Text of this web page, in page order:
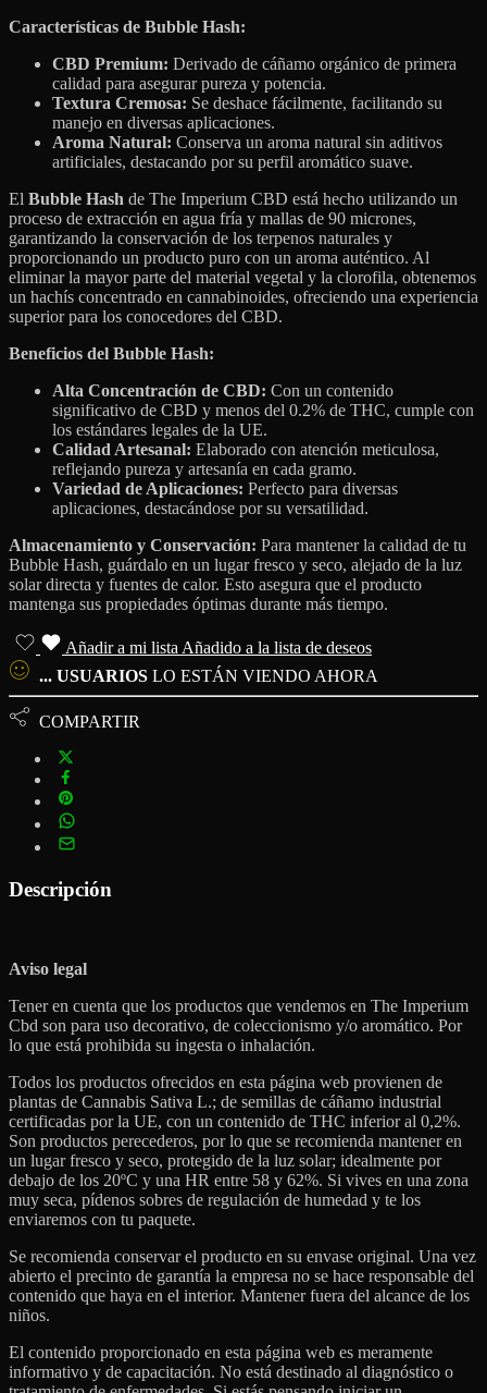
Características de Bubble Hash:
CBD Premium: Derivado de cáñamo orgánico de primera
calidad para asegurar pureza y potencia.
Textura Cremosa: Se deshace fácilmente, facilitando su
manejo en diversas aplicaciones.
Aroma Natural: Conserva un aroma natural sin aditivos
artificiales, destacando por su perfil aromático suave.
El Bubble Hash de The Imperium CBD está hecho utilizando un
proceso de extracción en agua fría y mallas de 90 micrones,
garantizando la conservación de los terpenos naturales y
proporcionando un producto puro con un aroma auténtico. Al
eliminar la mayor parte del material vegetal y la clorofila, obtenemos
un hachís concentrado en cannabinoides, ofreciendo una experiencia
superior para los conocedores del CBD.
Beneficios del Bubble Hash:
Alta Concentración de CBD: Con un contenido
significativo de CBD y menos del 0.2% de THC, cumple con
los estándares legales de la UE.
Calidad Artesanal: Elaborado con atención meticulosa,
reflejando pureza y artesanía en cada gramo.
Variedad de Aplicaciones: Perfecto para diversas
aplicaciones, destacándose por su versatilidad.
Almacenamiento y Conservación: Para mantener la calidad de tu
Bubble Hash, guárdalo en un lugar fresco y seco, alejado de la luz
solar directa y fuentes de calor. Esto asegura que el producto
mantenga sus propiedades óptimas durante más tiempo.
Añadir a mi lista Añadido a la lista de deseos
... USUARIOS LO ESTÁN VIENDO AHORA
COMPARTIR
Descripción
Aviso legal
Tener en cuenta que los productos que vendemos en The Imperium
Cbd son para uso decorativo, de coleccionismo y/o aromático. Por
lo que está prohibida su ingesta o inhalación.
Todos los productos ofrecidos en esta página web provienen de
plantas de Cannabis Sativa L.; de semillas de cáñamo industrial
certificadas por la UE, con un contenido de THC inferior al 0,2%.
Son productos perecederos, por lo que se recomienda mantener en
un lugar fresco y seco, protegido de la luz solar; idealmente por
debajo de los 20ºC y una HR entre 58 y 62%. Si vives en una zona
muy seca, pídenos sobres de regulación de humedad y te los
enviaremos con tu paquete.
Se recomienda conservar el producto en su envase original. Una vez
abierto el precinto de garantía la empresa no se hace responsable del
contenido que haya en el interior. Mantener fuera del alcance de los
niños.
El contenido proporcionado en esta página web es meramente
informativo y de capacitación. No está destinado al diagnóstico o